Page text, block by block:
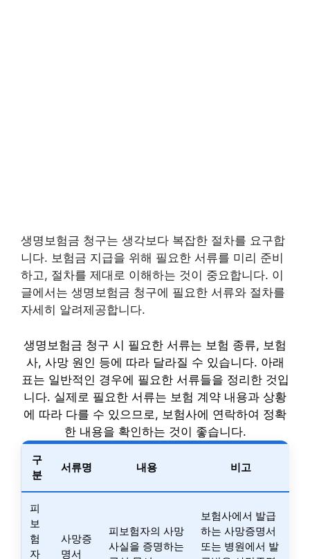
생명보험금 청구는 생각보다 복잡한 절차를 요구합
니다. 보험금 지급을 위해 필요한 서류를 미리 준비
하고, 절차를 제대로 이해하는 것이 중요합니다. 이
글에서는 생명보험금 청구에 필요한 서류와 절차를
자세히 알려제공합니다.
생명보험금 청구 시 필요한 서류는 보험 종류, 보험
사, 사망 원인 등에 따라 달라질 수 있습니다. 아래
표는 일반적인 경우에 필요한 서류들을 정리한 것입
니다. 실제로 필요한 서류는 보험 계약 내용과 상황
에 따라 다를 수 있으므로, 보험사에 연락하여 정확
한 내용을 확인하는 것이 좋습니다.
구
분
서류명 내용 비고
피
보
험
자
사망증
명서
피보험자의 사망
사실을 증명하는
보험사에서 발급
하는 사망증명서
또는 병원에서 발